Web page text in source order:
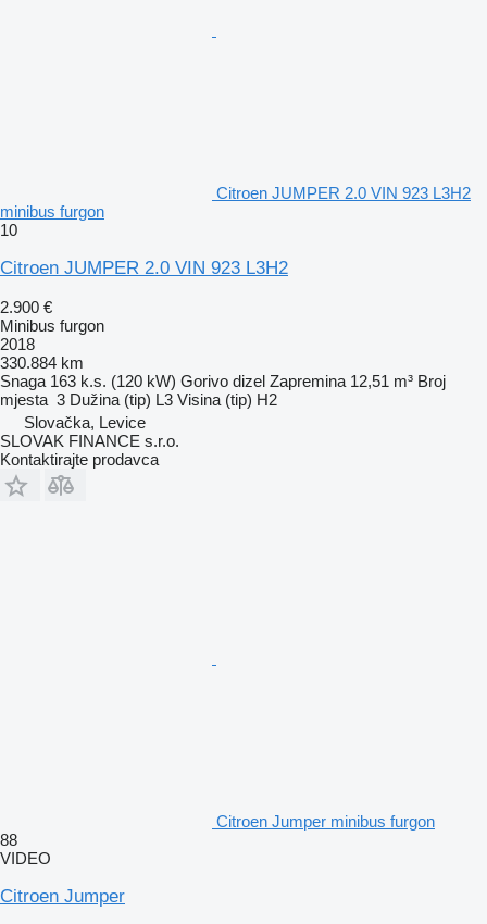
Citroen JUMPER 2.0 VIN 923 L3H2
minibus furgon
10
Citroen JUMPER 2.0 VIN 923 L3H2
2.900 €
Minibus furgon
2018
330.884 km
Snaga 163 k.s. (120 kW) Gorivo dizel Zapremina 12,51 m³ Broj
mjesta 3 Dužina (tip) L3 Visina (tip) H2
Slovačka, Levice
SLOVAK FINANCE s.r.o.
Kontaktirajte prodavca
Citroen Jumper minibus furgon
88
VIDEO
Citroen Jumper